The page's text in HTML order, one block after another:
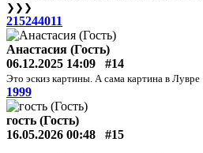
❯❯❯
215244011
Анастасия (Гость)
06.12.2025 14:09
#14
Это эскиз картины. А сама картина в Лувре
1999
гость (Гость)
16.05.2026 00:48
#15